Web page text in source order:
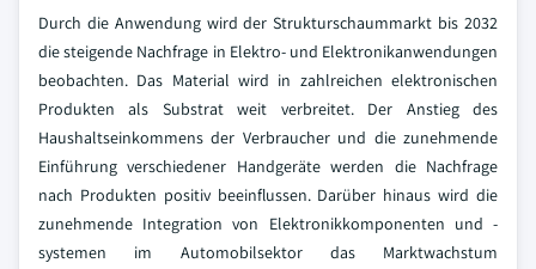
Durch die Anwendung wird der Strukturschaummarkt bis 2032
die steigende Nachfrage in Elektro- und Elektronikanwendungen
beobachten. Das Material wird in zahlreichen elektronischen
Produkten als Substrat weit verbreitet. Der Anstieg des
Haushaltseinkommens der Verbraucher und die zunehmende
Einführung verschiedener Handgeräte werden die Nachfrage
nach Produkten positiv beeinflussen. Darüber hinaus wird die
zunehmende Integration von Elektronikkomponenten und -
systemen im Automobilsektor das Marktwachstum